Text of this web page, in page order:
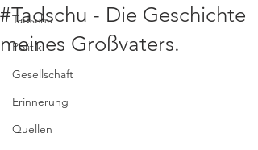
Tadschu
Politik
Gesellschaft
Erinnerung
Quellen
#Tadschu - Die Geschichte
meines Großvaters.